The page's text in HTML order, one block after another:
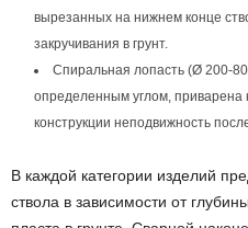
вырезанных на нижнем конце
закручивания в грунт.
Спиральная лопасть (Ø 200-
определенным углом, приварена
конструкции неподвижность
В каждой категории изделий
ствола в зависимости от